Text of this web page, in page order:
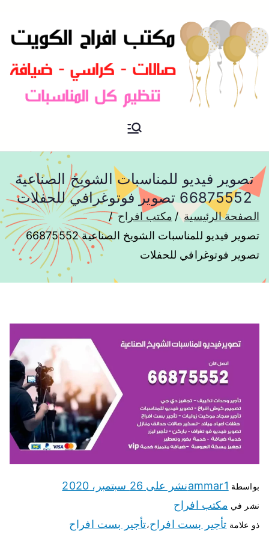
مكتب افراح و مناسبات و زواج و
تصوير فيديو للمناسبات الشويخ الصناعية
66875552 تصوير فوتوغرافي للحفلات
الصفحة الرئيسية
مكتب افراح
تصوير فيديو للمناسبات الشويخ الصناعية 66875552
تصوير فوتوغرافي للحفلات
بواسطة ammar1نشر على 26 سبتمبر، 2020
نشر في مكتب افراح
ذو علامة تأجير بست افراح،تأجير بست افراح